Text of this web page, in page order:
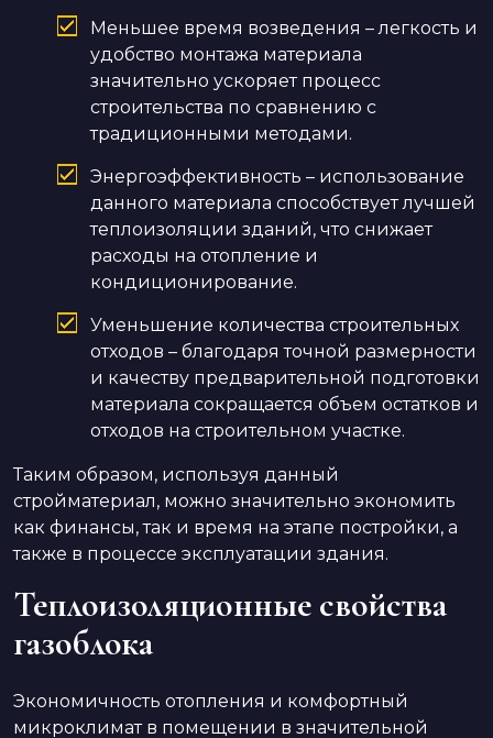
Меньшее время возведения – легкость и
удобство монтажа материала
значительно ускоряет процесс
строительства по сравнению с
традиционными методами.
Энергоэффективность – использование
данного материала способствует лучшей
теплоизоляции зданий, что снижает
расходы на отопление и
кондиционирование.
Уменьшение количества строительных
отходов – благодаря точной размерности
и качеству предварительной подготовки
материала сокращается объем остатков и
отходов на строительном участке.
Таким образом, используя данный
стройматериал, можно значительно экономить
как финансы, так и время на этапе постройки, а
также в процессе эксплуатации здания.
Теплоизоляционные свойства
газоблока
Экономичность отопления и комфортный
микроклимат в помещении в значительной